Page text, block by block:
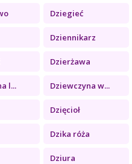
Dziegieć
Dziennikarz
Dzierżawa
l... Dziewczyna w...
Dzięcioł
Dzika róża
Dziura